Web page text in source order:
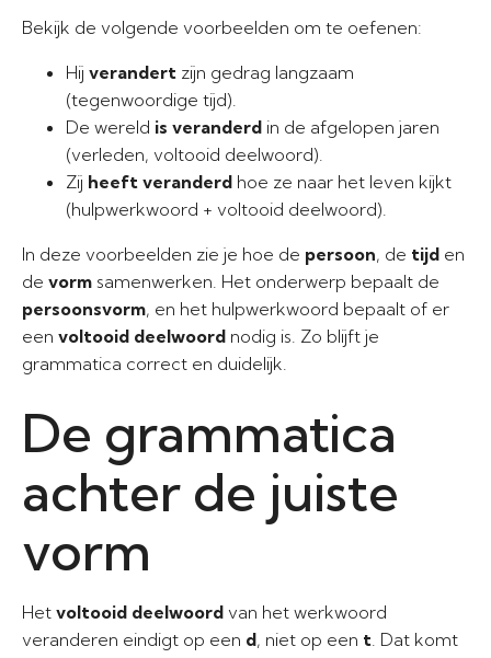
Bekijk de volgende voorbeelden om te oefenen:
Hij verandert zijn gedrag langzaam
(tegenwoordige tijd).
De wereld is veranderd in de afgelopen jaren
(verleden, voltooid deelwoord).
Zij heeft veranderd hoe ze naar het leven kijkt
(hulpwerkwoord + voltooid deelwoord).
In deze voorbeelden zie je hoe de persoon, de tijd en
de vorm samenwerken. Het onderwerp bepaalt de
persoonsvorm, en het hulpwerkwoord bepaalt of er
een voltooid deelwoord nodig is. Zo blijft je
grammatica correct en duidelijk.
De grammatica
achter de juiste
vorm
Het voltooid deelwoord van het werkwoord
veranderen eindigt op een d, niet op een t. Dat komt